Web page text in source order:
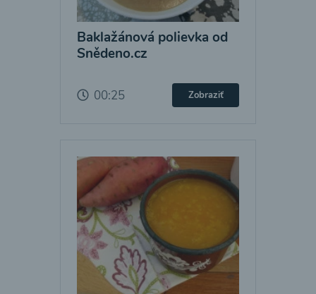
Baklažánová polievka od
Snědeno.cz
00:25 Zobraziť